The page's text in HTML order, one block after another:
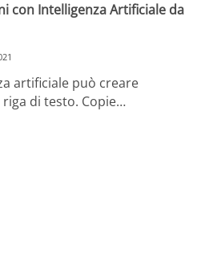
con Intelligenza Artificiale da
artificiale può creare
di testo. Copie…